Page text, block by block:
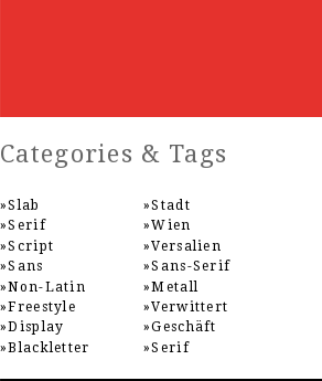
Categories & Tags
Slab
Serif
Script
Sans
Non-Latin
Freestyle
Display
Blackletter
Stadt
Wien
Versalien
Sans-Serif
Metall
Verwittert
Geschäft
Serif